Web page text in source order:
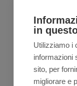
in
Utilizziamo i
informazioni
sito, per
migliorare e